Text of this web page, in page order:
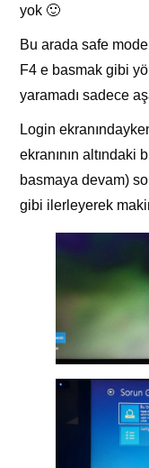
yok 🙂
Bu arada safe
F4 e basmak gibi
yaramadı sadece
Login
ekranının altındaki
basmaya devam)
gibi ilerleyerek